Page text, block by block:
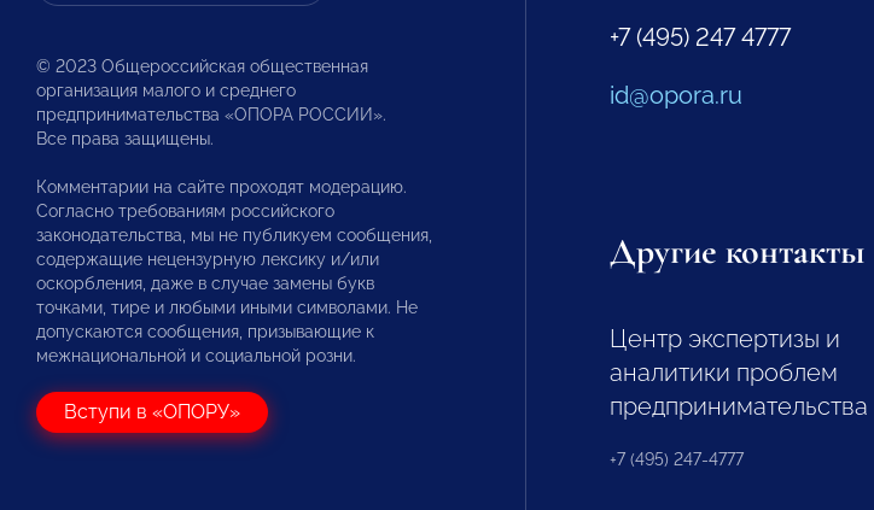
© 2023 Общероссийская общественная
организация малого и среднего
предпринимательства «ОПОРА РОССИИ».
Все права защищены.
Комментарии на сайте проходят модерацию.
Согласно требованиям российского
законодательства, мы не публикуем сообщения,
содержащие нецензурную лексику и/или
оскорбления, даже в случае замены букв
точками, тире и любыми иными символами. Не
допускаются сообщения, призывающие к
межнациональной и социальной розни.
Вступи в «ОПОРУ»
+7 (495) 247 4777
id@opora.ru
Другие контакты
Центр экспертизы и
аналитики проблем
предпринимательства
+7 (495) 247-4777